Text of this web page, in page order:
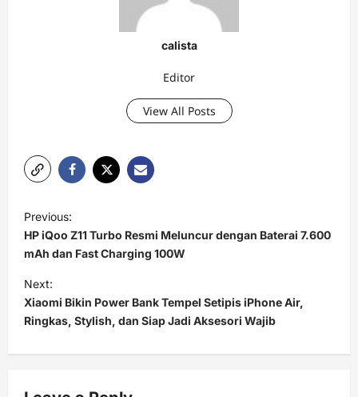
calista
Editor
View All Posts
P
o
s
t
n
a
v
Previous:
HP iQoo Z11 Turbo Resmi Meluncur dengan Baterai 7.600
mAh dan Fast Charging 100W
Next:
Xiaomi Bikin Power Bank Tempel Setipis iPhone Air,
Ringkas, Stylish, dan Siap Jadi Aksesori Wajib